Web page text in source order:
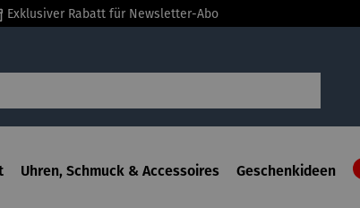
Exklusiver Rabatt für Newsletter-Abo
Uhren, Schmuck & Accessoires Geschenkideen